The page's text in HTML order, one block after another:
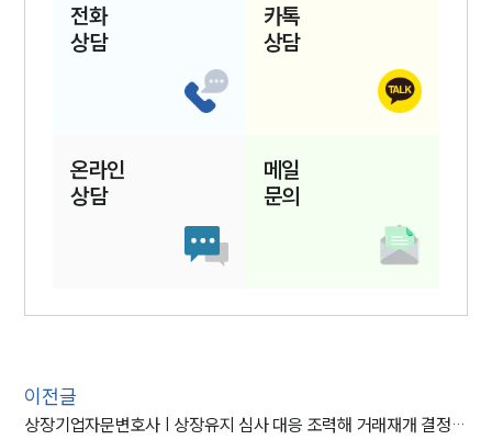
전화
상담
카톡
상담
온라인
상담
메일
문의
이전글
상장기업자문변호사 | 상장유지 심사 대응 조력해 거래재개 결정 받아내